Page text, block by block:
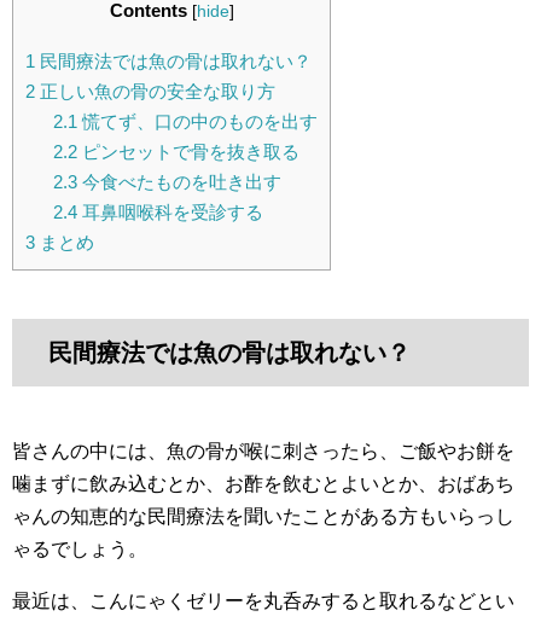
Contents [hide]
1 民間療法では魚の骨は取れない？
2 正しい魚の骨の安全な取り方
2.1 慌てず、口の中のものを出す
2.2ピンセットで骨を抜き取る
2.3今食べたものを吐き出す
2.4耳鼻咽喉科を受診する
3 まとめ
民間療法では魚の骨は取れない？
皆さんの中には、魚の骨が喉に刺さったら、ご飯やお餅を
噛まずに飲み込むとか、お酢を飲むとよいとか、おばあち
ゃんの知恵的な民間療法を聞いたことがある方もいらっし
ゃるでしょう。
最近は、こんにゃくゼリーを丸呑みすると取れるなどとい